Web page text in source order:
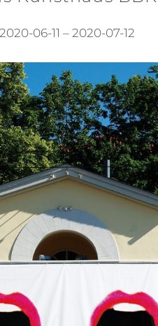
2020-06-11 – 2020-07-12